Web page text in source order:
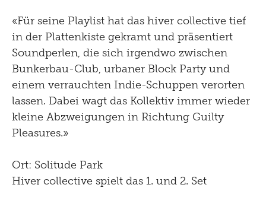
«Für seine Playlist hat das hiver collective tief
in der Plattenkiste gekramt und präsentiert
Soundperlen, die sich irgendwo zwischen
Bunkerbau-Club, urbaner Block Party und
einem verrauchten Indie-Schuppen verorten
lassen. Dabei wagt das Kollektiv immer wieder
kleine Abzweigungen in Richtung Guilty
Pleasures.»
Ort: Solitude Park
Hiver collective spielt das 1. und 2. Set